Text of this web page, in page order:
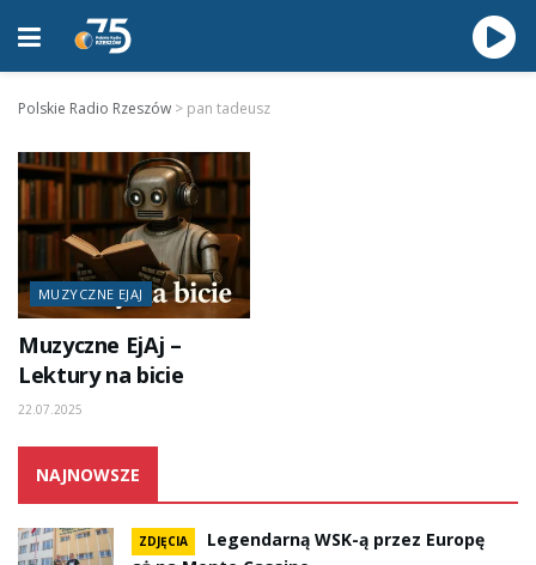
Polskie Radio Rzeszów > pan tadeusz
MUZYCZNE EJAJ
Muzyczne EjAj –
Lektury na bicie
22.07.2025
NAJNOWSZE
ZDJĘCIA
Legendarną WSK-ą przez Europę